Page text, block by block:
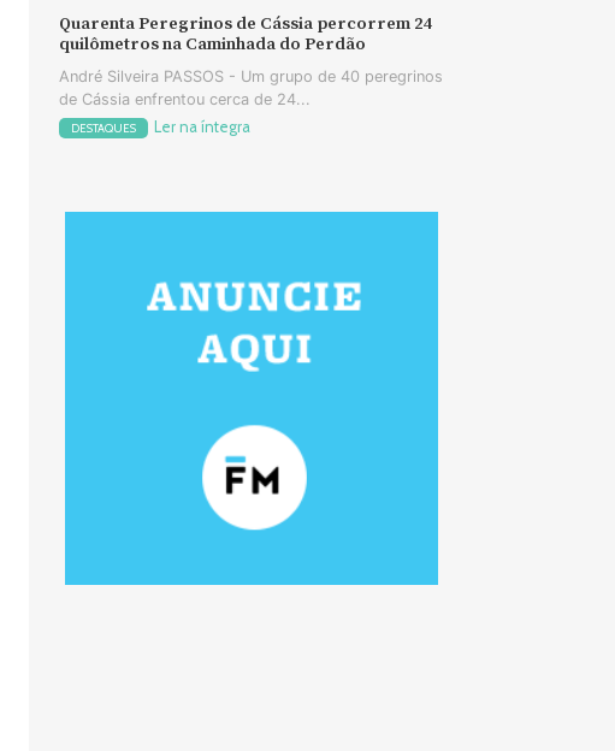
Quarenta Peregrinos de Cássia percorrem 24
quilômetros na Caminhada do Perdão
André Silveira PASSOS - Um grupo de 40 peregrinos
de Cássia enfrentou cerca de 24...
DESTAQUES Ler na íntegra